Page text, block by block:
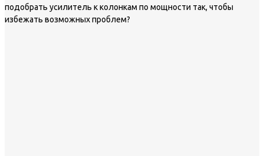
подобрать усилитель к колонкам по мощности так, чтобы
избежать возможных проблем?